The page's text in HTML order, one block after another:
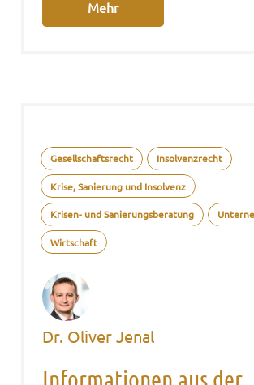
Mehr
Gesellschaftsrecht Insolvenzrecht
Krise, Sanierung und Insolvenz
Krisen- und Sanierungsberatung
Wirtschaft
Dr. Oliver Jenal